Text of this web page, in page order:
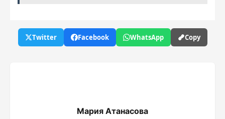
Twitter Facebook WhatsApp Copy
Мария Атанасова